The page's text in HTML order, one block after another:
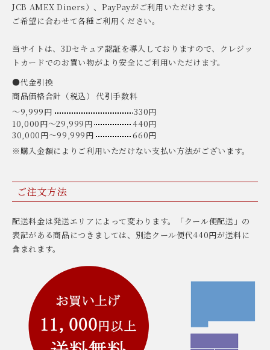
JCB AMEX Diners）、PayPayがご利用いただけます。
ご希望に合わせて各種ご利用ください。
当サイトは、3Dセキュア認証を導入しておりますので、クレジッ
トカードでのお買い物がより安全にご利用いただけます。
●代金引換
商品価格合計（税込） 代引手数料
〜9,999円
330円
10,000円〜29,999円
440円
30,000円〜99,999円
660円
※購入金額によりご利用いただけない支払い方法がございます。
ご注文方法
配送料金は発送エリアによって変わります。「クール便配送」の
表記がある商品につきましては、別途クール便代440円が送料に
含まれます。